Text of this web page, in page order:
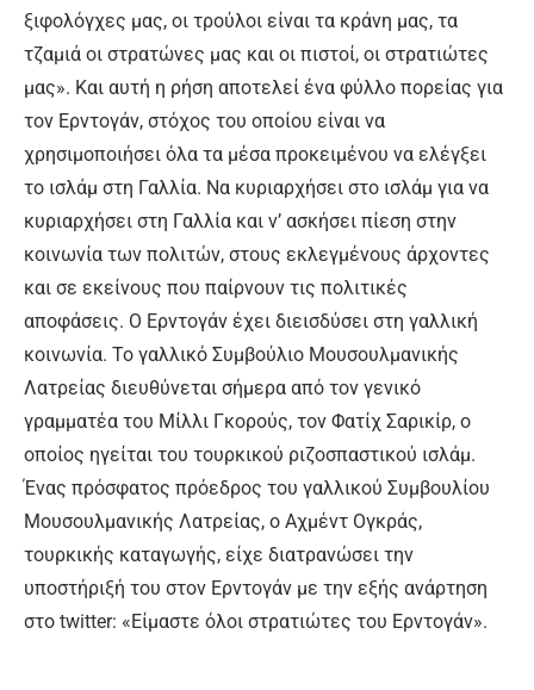
ξιφολόγχες μας, οι τρούλοι είναι τα κράνη μας, τα
τζαμιά οι στρατώνες μας και οι πιστοί, οι στρατιώτες
μας». Και αυτή η ρήση αποτελεί ένα φύλλο πορείας για
τον Ερντογάν, στόχος του οποίου είναι να
χρησιμοποιήσει όλα τα μέσα προκειμένου να ελέγξει
το ισλάμ στη Γαλλία. Να κυριαρχήσει στο ισλάμ για να
κυριαρχήσει στη Γαλλία και ν’ ασκήσει πίεση στην
κοινωνία των πολιτών, στους εκλεγμένους άρχοντες
και σε εκείνους που παίρνουν τις πολιτικές
αποφάσεις. Ο Ερντογάν έχει διεισδύσει στη γαλλική
κοινωνία. Το γαλλικό Συμβούλιο Μουσουλμανικής
Λατρείας διευθύνεται σήμερα από τον γενικό
γραμματέα του Μίλλι Γκορούς, τον Φατίχ Σαρικίρ, ο
οποίος ηγείται του τουρκικού ριζοσπαστικού ισλάμ.
Ένας πρόσφατος πρόεδρος του γαλλικού Συμβουλίου
Μουσουλμανικής Λατρείας, ο Αχμέντ Ογκράς,
τουρκικής καταγωγής, είχε διατρανώσει την
υποστήριξή του στον Ερντογάν με την εξής ανάρτηση
στο twitter: «Είμαστε όλοι στρατιώτες του Ερντογάν».